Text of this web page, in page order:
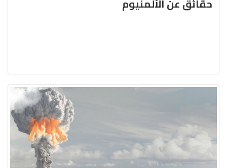
حقائق عن الألمنيوم